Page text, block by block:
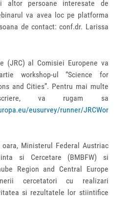
altor persoane interesate de
va avea loc pe platforma
de contact: conf.dr. Larissa
(JRC) al Comisiei Europene va
workshop-ul “Science for
and Cities”. Pentru mai multe
va rugam sa
eusurvey/runner/JRCWor
Ministerul Federal Austriac
si Cercetare (BMBFW) si
Region and Central Europe
cercetatori cu realizari
si rezultatele lor stiintifice